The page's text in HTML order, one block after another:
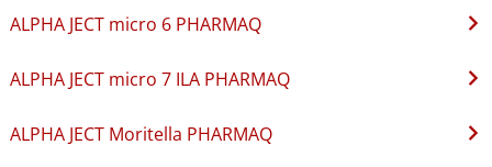
ALPHA JECT micro 6 PHARMAQ
ALPHA JECT micro 7 ILA PHARMAQ
ALPHA JECT Moritella PHARMAQ